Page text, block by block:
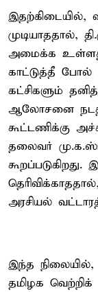
இதற்கிடையில்,
முடியாததால்,
அமைக்க
காட்டுத்தீ போல்
கட்சிகளும்
ஆலோசனை
கூட்டணிக்கு
தலைவர்
அரசியல்
இந்த நிலையில்,
தமிழக